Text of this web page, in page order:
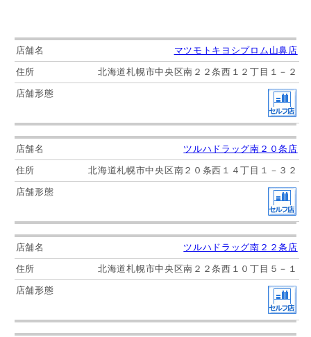
マツモトキヨシプロム山鼻店
北海道札幌市中央区南２２条西１２丁目１－２
ツルハドラッグ南２０条店
北海道札幌市中央区南２０条西１４丁目１－３２
ツルハドラッグ南２２条店
北海道札幌市中央区南２２条西１０丁目５－１